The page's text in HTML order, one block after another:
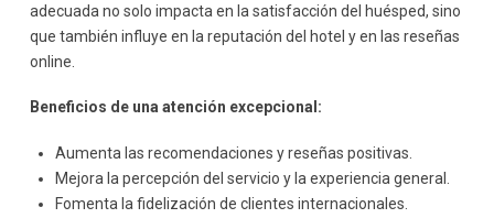
adecuada no solo impacta en la satisfacción del huésped, sino
que también influye en la reputación del hotel y en las reseñas
online.
Beneficios de una atención excepcional:
Aumenta las recomendaciones y reseñas positivas.
Mejora la percepción del servicio y la experiencia general.
Fomenta la fidelización de clientes internacionales.